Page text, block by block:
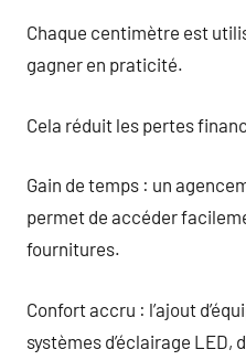
Chaque centimètre est
gagner en praticité.
Cela réduit les pertes
Gain de temps : un
permet de accéder
fournitures.
Confort accru : l’ajout
systèmes d’éclairage LED,